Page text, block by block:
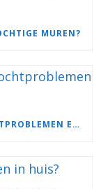
MUREN?
HOE RUIKT EEN WONING MET VOCHTPROBLEMEN EN WAT VERRAADT DE GEUR?